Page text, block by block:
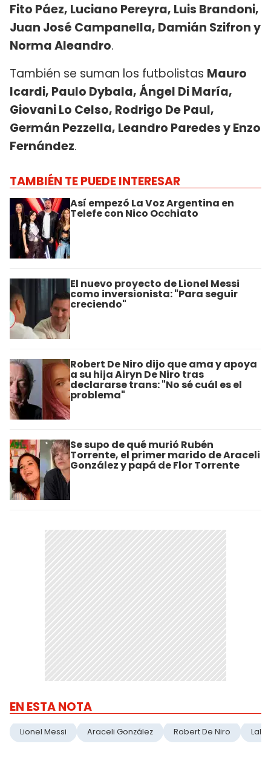
Fito Páez, Luciano Pereyra, Luis Brandoni,
Juan José Campanella, Damián Szifron y
Norma Aleandro.
También se suman los futbolistas Mauro
Icardi, Paulo Dybala, Ángel Di María,
Giovani Lo Celso, Rodrigo De Paul,
Germán Pezzella, Leandro Paredes y Enzo
Fernández.
TAMBIÉN TE PUEDE INTERESAR
Así empezó La Voz Argentina en
Telefe con Nico Occhiato
El nuevo proyecto de Lionel Messi
como inversionista: "Para seguir
creciendo"
Robert De Niro dijo que ama y apoya
a su hija Airyn De Niro tras
declararse trans: "No sé cuál es el
problema"
Se supo de qué murió Rubén
Torrente, el primer marido de Araceli
González y papá de Flor Torrente
EN ESTA NOTA
Lionel Messi Araceli González Robert De Niro Lali